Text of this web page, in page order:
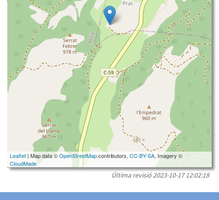
Leaflet | Map data ©OpenStreetMapcontributors, CC-BY-SA, Imagery ©
CloudMade
Última revisió2023-10-17 12:02:18